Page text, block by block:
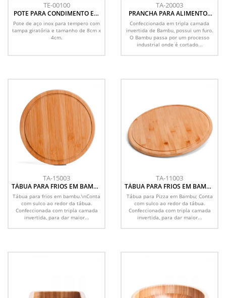
TE-00100
POTE PARA CONDIMENTO EM
AÇO INOX - 8X4CM
Pote de aço inox para tempero com
tampa giratória e tamanho de 8cm x
4cm.
TA-20003
PRANCHA PARA ALIMENTOS
EM BAMBU SUPREME
Confeccionada em tripla camada
invertida de Bambu, possui um furo.
O Bambu passa por um processo
industrial onde é cortado...
TA-15003
TÁBUA PARA FRIOS EM BAMBU
SUPREME - 21 CM
Tábua para frios em bambu.\nConta
com sulco ao redor da tábua.
Confeccionada com tripla camada
invertida, para dar maior...
TA-11003
TÁBUA PARA FRIOS EM BAMBU
SUPREME - 30 CM
Tábua para Pizza em Bambu; Conta
com sulco ao redor da tábua.
Confeccionada com tripla camada
invertida, para dar maior...